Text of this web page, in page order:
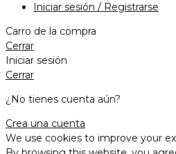
Iniciar sesión / Registrarse
Carro de la compra
Cerrar
Iniciar sesión
Cerrar
¿No tienes cuenta aún?
Crea una cuenta
We use cookies to improve your